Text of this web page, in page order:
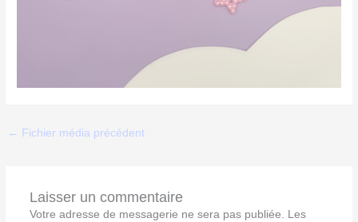
← Fichier média précédent
Laisser un commentaire
Votre adresse de messagerie ne sera pas publiée. Les